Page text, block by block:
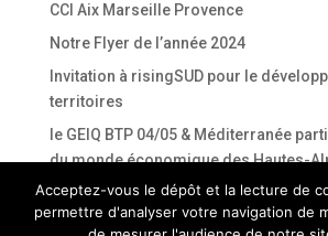
CCI Aix Marseille Provence
Notre Flyer de l’année 2024
Invitation à risingSUD pour le
territoires
le GEIQ BTP 04/05 & Méditerranée
du monde économique des Hautes-
Commentaires récents
Acceptez-vous le dépôt et la lecture de
permettre d'analyser votre navigation de